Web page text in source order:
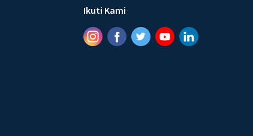
Ikuti Kami